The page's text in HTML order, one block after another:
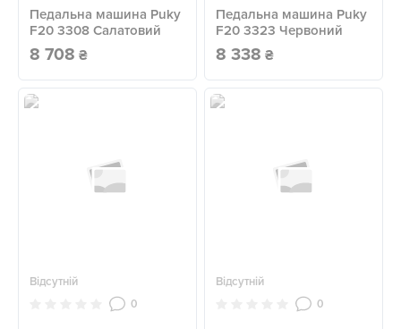
Педальна машина Puky
F20 3308 Салатовий
8 708 ₴
Педальна машина Puky
F20 3323 Червоний
8 338 ₴
Відсутній
0
Відсутній
0